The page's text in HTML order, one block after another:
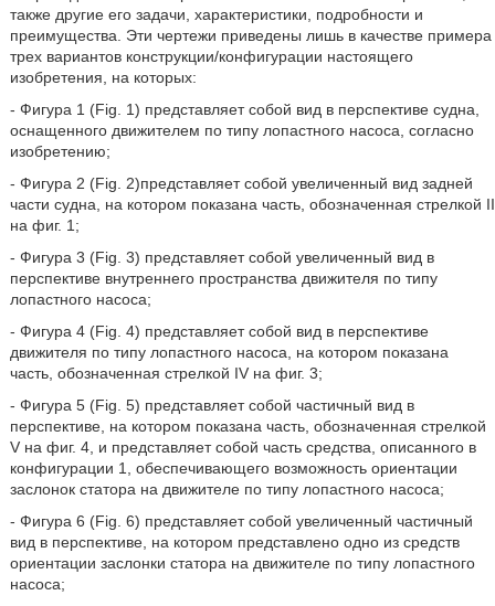
также другие его задачи, характеристики, подробности и
преимущества. Эти чертежи приведены лишь в качестве примера
трех вариантов конструкции/конфигурации настоящего
изобретения, на которых:
- Фигура 1 (Fig. 1) представляет собой вид в перспективе судна,
оснащенного движителем по типу лопастного насоса, согласно
изобретению;
- Фигура 2 (Fig. 2)представляет собой увеличенный вид задней
части судна, на котором показана часть, обозначенная стрелкой II
на фиг. 1;
- Фигура 3 (Fig. 3) представляет собой увеличенный вид в
перспективе внутреннего пространства движителя по типу
лопастного насоса;
- Фигура 4 (Fig. 4) представляет собой вид в перспективе
движителя по типу лопастного насоса, на котором показана
часть, обозначенная стрелкой IV на фиг. 3;
- Фигура 5 (Fig. 5) представляет собой частичный вид в
перспективе, на котором показана часть, обозначенная стрелкой
V на фиг. 4, и представляет собой часть средства, описанного в
конфигурации 1, обеспечивающего возможность ориентации
заслонок статора на движителе по типу лопастного насоса;
- Фигура 6 (Fig. 6) представляет собой увеличенный частичный
вид в перспективе, на котором представлено одно из средств
ориентации заслонки статора на движителе по типу лопастного
насоса;